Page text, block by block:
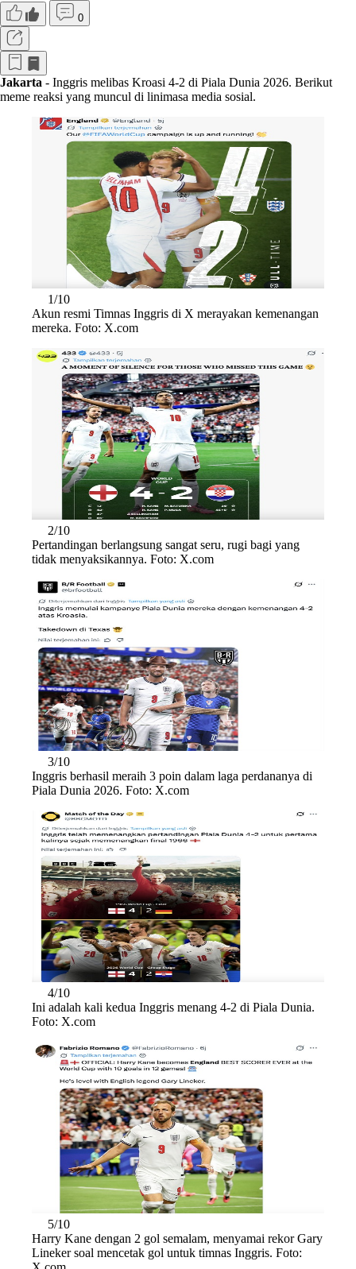
0
Jakarta - Inggris melibas Kroasi 4-2 di Piala Dunia 2026. Berikut
meme reaksi yang muncul di linimasa media sosial.
1/10
Akun resmi Timnas Inggris di X merayakan kemenangan
mereka. Foto: X.com
2/10
Pertandingan berlangsung sangat seru, rugi bagi yang
tidak menyaksikannya. Foto: X.com
3/10
Inggris berhasil meraih 3 poin dalam laga perdananya di
Piala Dunia 2026. Foto: X.com
4/10
Ini adalah kali kedua Inggris menang 4-2 di Piala Dunia.
Foto: X.com
5/10
Harry Kane dengan 2 gol semalam, menyamai rekor Gary
Lineker soal mencetak gol untuk timnas Inggris. Foto: